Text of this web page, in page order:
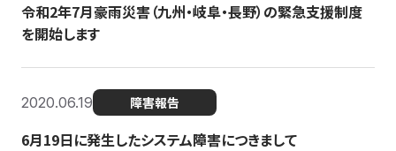
令和2年7月豪雨災害（九州・岐阜・長野）の緊急支援制度
を開始します
2020.06.19 障害報告
6月19日に発生したシステム障害につきまして